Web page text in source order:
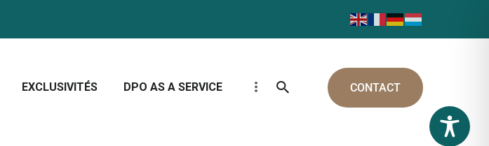
EXCLUSIVITÉS DPO AS A SERVICE CONTACT